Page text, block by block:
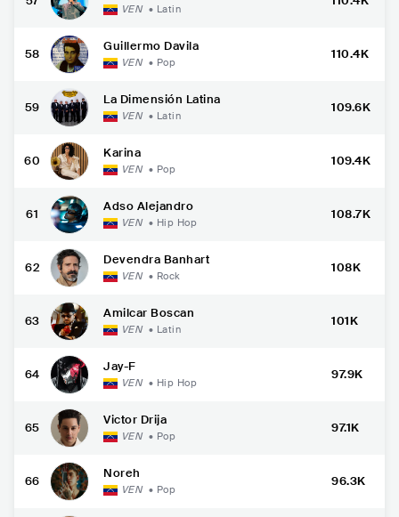
VEN • Latin
58
Guillermo Davila
VEN • Pop
110.4K
59
La Dimensión Latina
VEN • Latin
109.6K
60
Karina
VEN • Pop
109.4K
61
Adso Alejandro
VEN • Hip Hop
108.7K
62
Devendra Banhart
VEN • Rock
108K
63
Amilcar Boscan
VEN • Latin
101K
64
Jay-F
VEN • Hip Hop
97.9K
65
Victor Drija
VEN • Pop
97.1K
66
Noreh
VEN • Pop
96.3K